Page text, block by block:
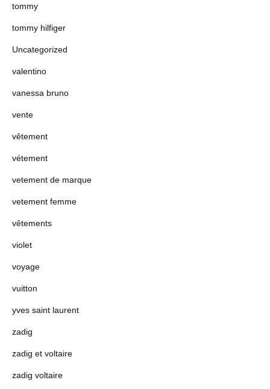
tommy
tommy hilfiger
Uncategorized
valentino
vanessa bruno
vente
vêtement
vétement
vetement de marque
vetement femme
vêtements
violet
voyage
vuitton
yves saint laurent
zadig
zadig et voltaire
zadig voltaire